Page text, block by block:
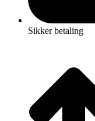
Sikker betaling